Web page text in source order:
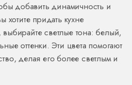
добавить динамичность и
хотите придать кухне
светлые тона: белый,
оттенки. Эти цвета помогают
делая его более светлым и